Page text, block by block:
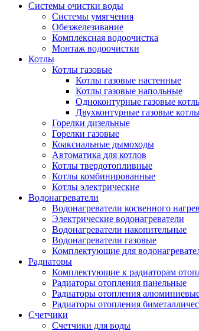
Системы очистки воды
Системы умягчения
Обезжелезивание
Комплексная водоочистка
Монтаж водоочистки
Котлы
Котлы газовые
Котлы газовые настенные
Котлы газовые напольные
Одноконтурные газовые
Двухконтурные газовые
Горелки дизельные
Горелки газовые
Коаксиальные дымоходы
Автоматика для котлов
Котлы твердотопливные
Котлы комбинированные
Котлы электрические
Водонагреватели
Водонагреватели косвенного
Электрические водонагреватели
Водонагреватели накопительные
Водонагреватели газовые
Комплектующие для
Радиаторы
Комплектующие к радиаторам
Радиаторы отопления панельные
Радиаторы отопления
Радиаторы отопления
Cчетчики
Счетчики для воды